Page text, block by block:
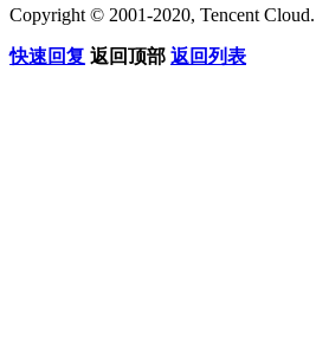
Copyright © 2001-2020, Tencent Cloud.
快速回复 返回顶部 返回列表